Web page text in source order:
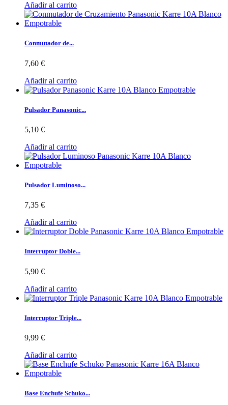
Añadir al carrito
Conmutador de...
7,60 €
Añadir al carrito
Pulsador Panasonic...
5,10 €
Añadir al carrito
Pulsador Luminoso...
7,35 €
Añadir al carrito
Interruptor Doble...
5,90 €
Añadir al carrito
Interruptor Triple...
9,99 €
Añadir al carrito
Base Enchufe Schuko...